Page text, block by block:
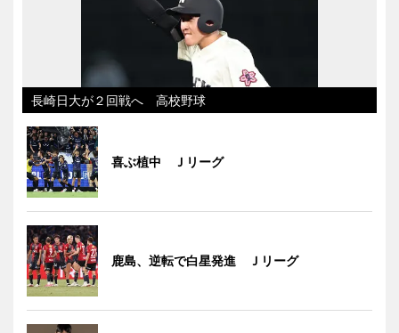
長崎日大が２回戦へ 高校野球
喜ぶ植中 Ｊリーグ
鹿島、逆転で白星発進 Ｊリーグ